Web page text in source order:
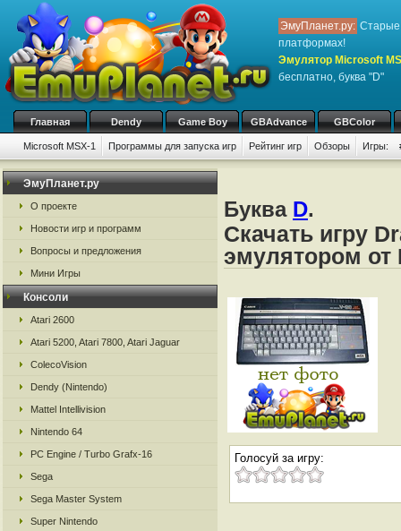
ЭмуПланет.ру: Старые
платформах!
Эмулятор Microsoft
бесплатно, буква "D"
Главная Dendy Game Boy GBAdvance GBColor
Microsoft MSX-1 Программы для запуска игр Рейтинг игр Обзоры Игры:
ЭмуПланет.ру
О проекте
Новости игр и программ
Вопросы и предложения
Мини Игры
Консоли
Atari 2600
Atari 5200, Atari 7800, Atari Jaguar
ColecoVision
Dendy (Nintendo)
Mattel Intellivision
Nintendo 64
PC Engine / Turbo Grafx-16
Sega
Sega Master System
Super Nintendo
Буква D.
Скачать игру
эмулятором от
Голосуй за игру: